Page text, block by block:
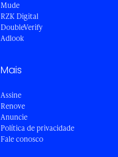
Mude
RZK Digital
DoubleVerify
Adlook
Mais
Assine
Renove
Anuncie
Política de privacidade
Fale conosco